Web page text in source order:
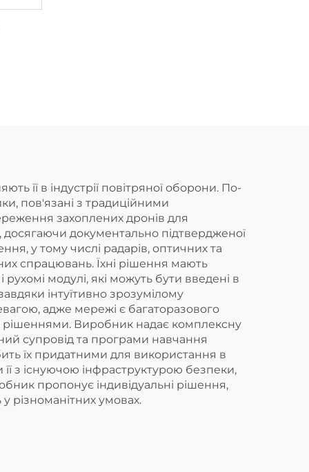
її в індустрії повітряної оборони. По-
пов'язані з традиційними
захоплених дронів для
документально підтвердженої
у тому числі радарів, оптичних та
спрацювань. Їхні рішення мають
модулі, які можуть бути введені в
інтуїтивно зрозумілому
адже мережі є багаторазового
рішеннями. Виробник надає комплексну
супровід та програми навчання
їх придатними для використання в
з існуючою інфраструктурою безпеки,
пропонує індивідуальні рішення,
різноманітних умовах.